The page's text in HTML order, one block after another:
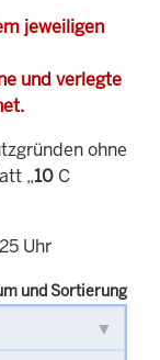
jeweiligen
und verlegte
ohne
„10 C
Uhr
und Sortierung